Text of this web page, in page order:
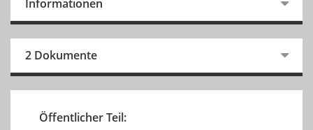
Informationen
2 Dokumente
Öffentlicher Teil: